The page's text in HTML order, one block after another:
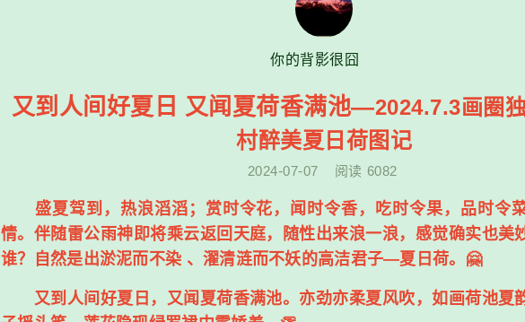
你的背影很囧
又到人间好夏日 又闻夏荷香满池—2024.7.3画圈
村醉美夏日荷图记
2024-07-07 阅读 6082
盛夏驾到，热浪滔滔；赏时令花，闻时令香，吃时令果，品时令
情。伴随雷公雨神即将乘云返回天庭，随性出来浪一浪，感觉确实也美
谁？自然是出淤泥而不染 、濯清涟而不妖的高洁君子—夏日荷。🤗
又到人间好夏日，又闻夏荷香满池。亦劲亦柔夏风吹，如画荷池夏